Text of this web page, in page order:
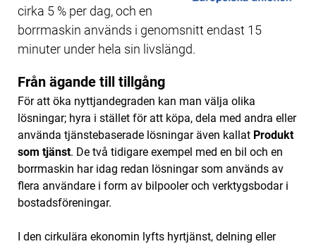
cirka 5 % per dag, och en
borrmaskin används i genomsnitt endast 15
minuter under hela sin livslängd.
Från ägande till tillgång
För att öka nyttjandegraden kan man välja olika
lösningar; hyra i stället för att köpa, dela med andra eller
använda tjänstebaserade lösningar även kallat Produkt
som tjänst. De två tidigare exempel med en bil och en
borrmaskin har idag redan lösningar som används av
flera användare i form av bilpooler och verktygsbodar i
bostadsföreningar.
I den cirkulära ekonomin lyfts hyrtjänst, delning eller